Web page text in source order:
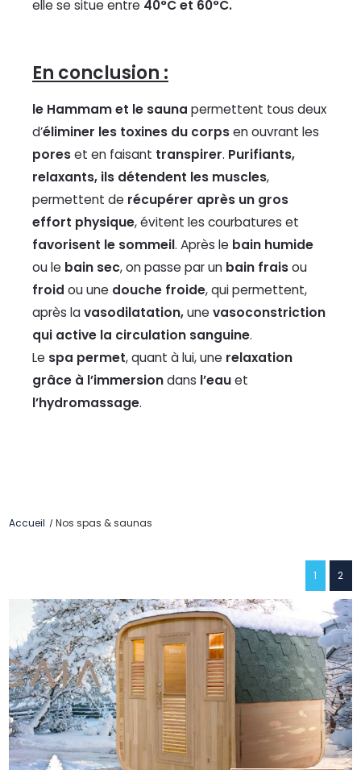
elle se situe entre 40°C et 60°C.
En conclusion :
le Hammam et le sauna permettent tous deux
d’éliminer les toxines du corpsen ouvrant les
poreset en faisant transpirer. Purifiants,
relaxants, ils détendent les muscles,
permettent de récupérer après un gros
effort physique, évitent les courbatures et
favorisent le sommeil. Après le bain humide
ou le bain sec, on passe par un bain fraisou
froid ou une douche froide, qui permettent,
après lavasodilatation,une vasoconstriction
qui active la circulation sanguine.
Le spa permet, quant à lui, une relaxation
grâce à l’immersiondans l’eauet
l’hydromassage.
Accueil Nos spas & saunas
1 2